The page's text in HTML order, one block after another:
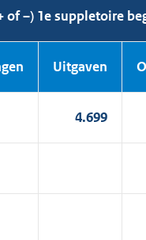
of –) 1e suppletoire
Uitgaven
4.699